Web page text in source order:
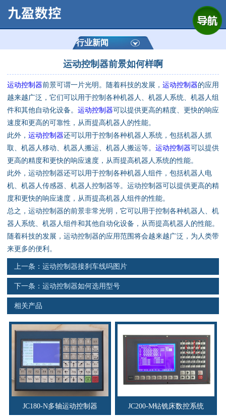
公司简介
产品展示
运动控制器
定制数控系统
技术资讯
公司动态
资料下载
行业新闻
联系电话
s
行业新闻
运动控制器前景如何样啊
运动控制器前景可谓一片光明。随着科技的发展， 运动控制器的应用
越来越广泛，它们可以用于控制各种机器人、机器人系统、机器人组
件和其他自动化设备。 运动控制器可以提供更高的精度、更快的响应
速度和更高的可靠性，从而提高机器人的性能。
此外， 运动控制器还可以用于控制各种机器人系统，包括机器人抓
取、机器人移动、机器人搬运、机器人搬运等。 运动控制器可以提供
更高的精度和更快的响应速度，从而提高机器人系统的性能。
此外，运动控制器还可以用于控制各种机器人组件，包括机器人电
机、机器人传感器、机器人控制器等。运动控制器可以提供更高的精
度和更快的响应速度，从而提高机器人组件的性能。
总之，运动控制器的前景非常光明，它可以用于控制各种机器人、机
器人系统、机器人组件和其他自动化设备，从而提高机器人的性能。
随着科技的发展，运动控制器的应用范围将会越来越广泛，为人类带
来更多的便利。
上一条： 运动控制器接刹车线吗图片
下一条： 运动控制器如何选用型号
相关产品
JC180-N多轴运动控制器 JC200-M钻铣床数控系统